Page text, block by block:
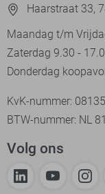
Haarstraat 33,
Maandag t/m
Zaterdag 9.30 -
Donderdag
KvK-nummer:
BTW-nummer: NL
Volg ons